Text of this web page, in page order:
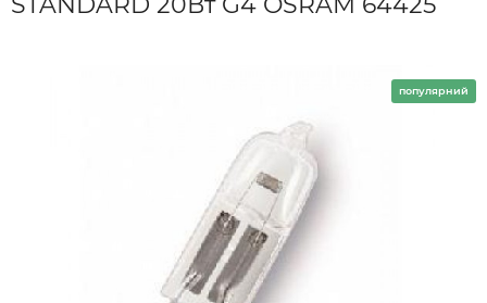
популярний